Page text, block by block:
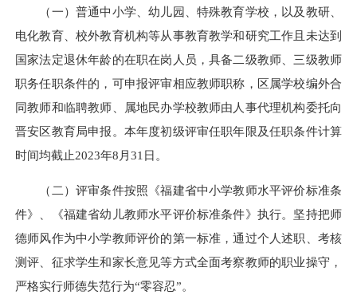
（一）普通中小学、幼儿园、特殊教育学校，以及教研、
电化教育、校外教育机构等从事教育教学和研究工作且未达到
国家法定退休年龄的在职在岗人员，具备二级教师、三级教师
职务任职条件的，可申报评审相应教师职称，区属学校编外合
同教师和临聘教师、属地民办学校教师由人事代理机构委托向
晋安区教育局申报。本年度初级评审任职年限及任职条件计算
时间均截止2023年8月31日。
（二）评审条件按照《福建省中小学教师水平评价标准条
件》、《福建省幼儿教师水平评价标准条件》执行。坚持把师
德师风作为中小学教师评价的第一标准，通过个人述职、考核
测评、征求学生和家长意见等方式全面考察教师的职业操守，
严格实行师德失范行为“零容忍”。